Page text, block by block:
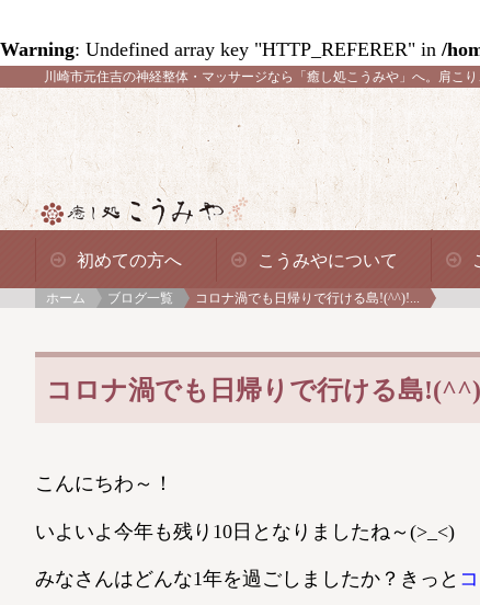
Warning: Undefined array key "HTTP_REFERER" in /
川崎市元住吉の神経整体・マッサージなら「癒し処こうみや」へ。 肩こ
初めての方へ こうみやについて
ホーム ブログ一覧 コロナ渦でも日帰りで行ける島!(^^)!...
コロナ渦でも日帰りで行ける島
こんにちわ～！
いよいよ今年も残り10日となりましたね～(>_<)
みなさんはどんな1年を過ごしましたか？きっと